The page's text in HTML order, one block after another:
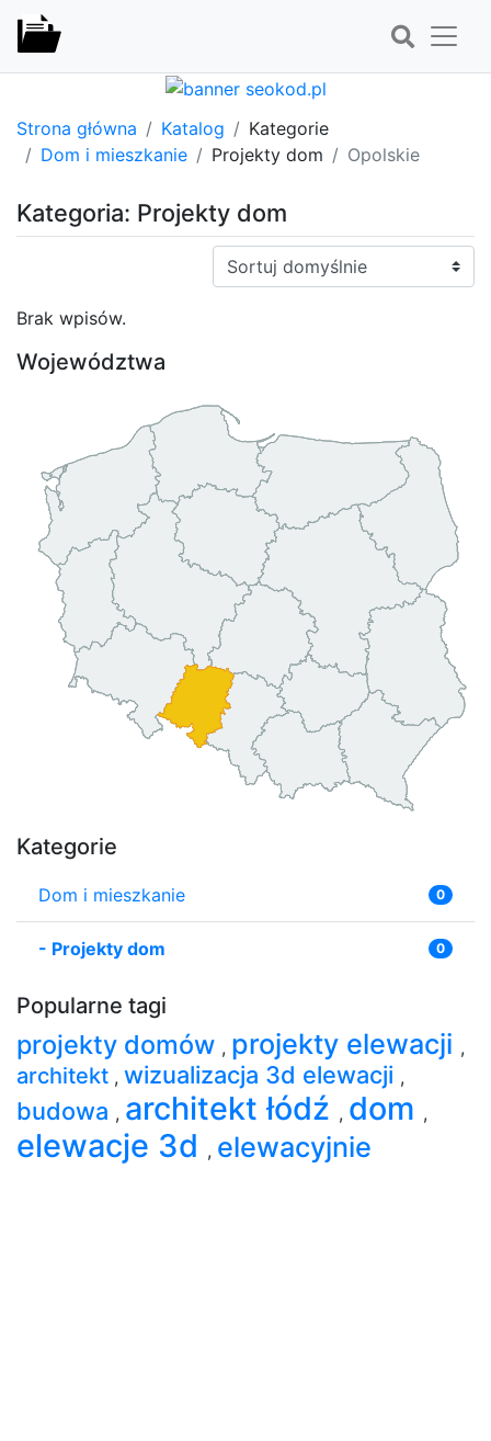
Strona główna Katalog
Kategorie
Dom i mieszkanie
Projekty dom Opolskie
Kategoria: Projekty dom
Sortuj:
Brak wpisów.
Województwa
Kategorie
Dom i mieszkanie 0
- Projekty dom 0
Popularne tagi
projekty domów , projekty elewacji ,
architekt , wizualizacja 3d elewacji ,
budowa , architekt łódź , dom ,
elewacje 3d , elewacyjnie